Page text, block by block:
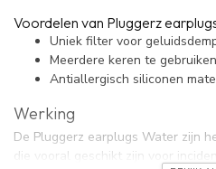
Voordelen van Pluggerz
Uniek filter voor
Meerdere keren te gebruiken
Antiallergisch siliconen
Werking
De Pluggerz earplugs Water zijn
die vooral geschikt zijn voor